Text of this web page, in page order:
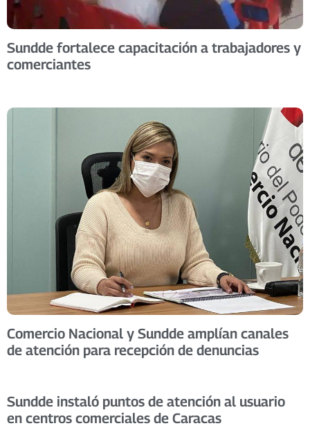
Sundde fortalece capacitación a trabajadores y
comerciantes
Comercio Nacional y Sundde amplían canales
de atención para recepción de denuncias
Sundde instaló puntos de atención al usuario
en centros comerciales de Caracas